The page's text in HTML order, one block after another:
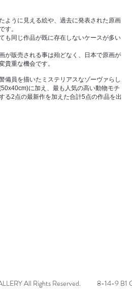
ように見える絵や、過去に発表された原画
す。
も同じ作品が既に存在しないケースが多い
が販売される事は殆どなく、日本で原画が
貴重な機会です。
員を描いたミステリアスなゾーヴァらし
に加え、最も人気の高い動物モチ
る2点の最新作を加えた合計5点の作品を出
All Rights Reserved. 8-14-9 B1